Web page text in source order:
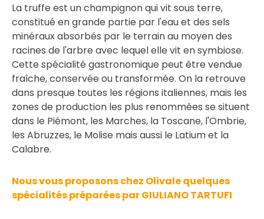
La truffe est un champignon qui vit sous terre,
constitué en grande partie par l'eau et des sels
minéraux absorbés par le terrain au moyen des
racines de l'arbre avec lequel elle vit en symbiose.
Cette spécialité gastronomique peut être vendue
fraîche, conservée ou transformée. On la retrouve
dans presque toutes les régions italiennes, mais les
zones de production les plus renommées se situent
dans le Piémont, les Marches, la Toscane, l'Ombrie,
les Abruzzes, le Molise mais aussi le Latium et la
Calabre.
Nous vous proposons chez Olivale quelques
spécialités préparées par GIULIANO TARTUFI